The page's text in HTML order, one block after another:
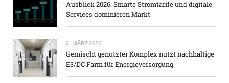
Ausblick 2026: Smarte Stromtarife und digitale
Services dominieren Markt
2. MÄRZ 2026
Gemischt genutzter Komplex nutzt nachhaltige
E3/DC Farm für Energieversorgung